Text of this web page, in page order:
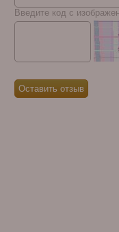
Введите код с